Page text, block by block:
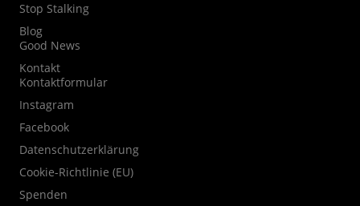
Stop Stalking
Blog
Good News
Kontakt
Kontaktformular
Instagram
Facebook
Datenschutzerklärung
Cookie-Richtlinie (EU)
Spenden